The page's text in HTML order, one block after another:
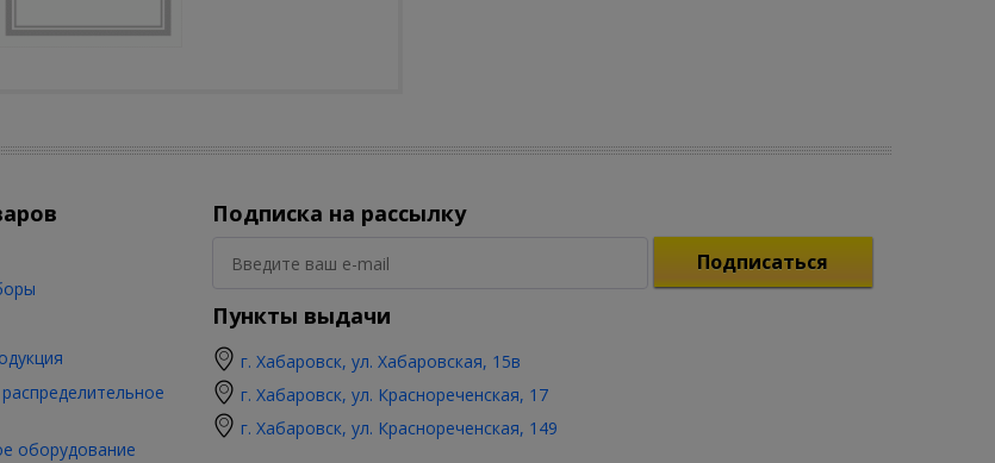
оборудование
Подписка на рассылку
Подписаться
Пункты выдачи
г. Хабаровск, ул. Хабаровская, 15в
г. Хабаровск, ул. Краснореченская, 17
г. Хабаровск, ул. Краснореченская, 149